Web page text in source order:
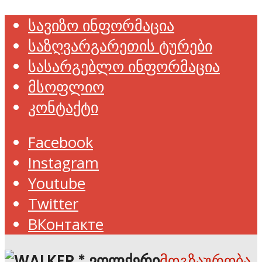
სავიზო ინფორმაცია
საზღვარგარეთის ტურები
სასარგებლო ინფორმაცია
მსოფლიო
კონტაქტი
Facebook
Instagram
Youtube
Twitter
ВКонтакте